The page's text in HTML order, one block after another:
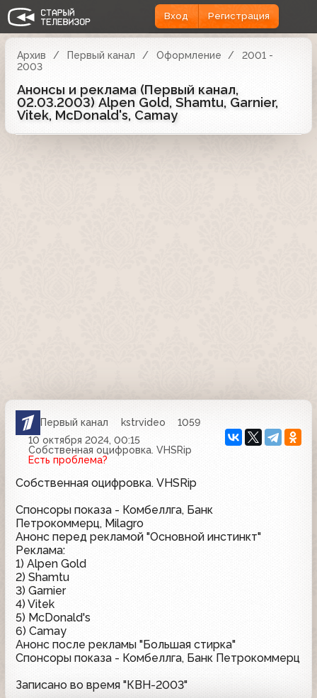
Вход Регистрация
Архив Первый канал Оформление
2001 -
2003
Анонсы и реклама (Первый канал,
02.03.2003) Alpen Gold, Shamtu, Garnier,
Vitek, McDonald's, Camay
Первый канал kstrvideo
1059
10 октября 2024, 00:15
Собственная оцифровка. VHSRip
Есть проблема?
Собственная оцифровка. VHSRip
Спонсоры показа - Комбеллга, Банк
Петрокоммерц, Milagro
Анонс перед рекламой "Основной инстинкт"
Реклама:
1) Alpen Gold
2) Shamtu
3) Garnier
4) Vitek
5) McDonald's
6) Camay
Анонс после рекламы "Большая стирка"
Спонсоры показа - Комбеллга, Банк Петрокоммерц
Записано во время "КВН-2003"